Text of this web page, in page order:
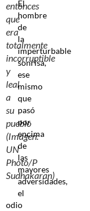
entonces
que
era
totalmente
incorruptible
y
leal
a
su
pueblo
(Imagen:
UN
Photo/P
Sudhakaran)
El
hombre
de
la
imperturbable
sonrisa,
ese
mismo
que
pasó
por
encima
de
las
mayores
adversidades,
el
odio